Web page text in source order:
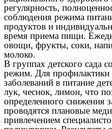
регулярность,
соблюдения режима
продуктов и
время приема пищи.
овощи, фрукты, соки,
молоко.
В группах детского сада
режим. Для
заболеваний в питание
лук, чеснок, лимон, что
определенного снижения
проводятся плановые
привлечением